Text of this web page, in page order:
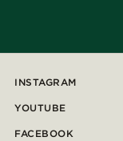
INSTAGRAM
YOUTUBE
FACEBOOK